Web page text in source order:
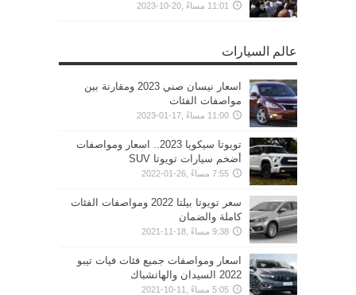
11:01 مساءً ,20-10-2023
عالم السيارات
اسعار نيسان صني 2023 ومقارنة بين
مواصفات الفئات
11:00 مساءً ,17-01-2023
تويوتا سيكويا 2023.. اسعار ومواصفات
أضخم سيارات تويوتا SUV
7:55 مساءً ,26-01-2022
سعر تويوتا بيلتا 2022 ومواصفات الفئات
كاملة والضمان
9:38 مساءً ,18-11-2021
اسعار ومواصفات جميع فئات فيات تيبو
2022 السيدان والهاتشباك
5:05 مساءً ,11-10-2021